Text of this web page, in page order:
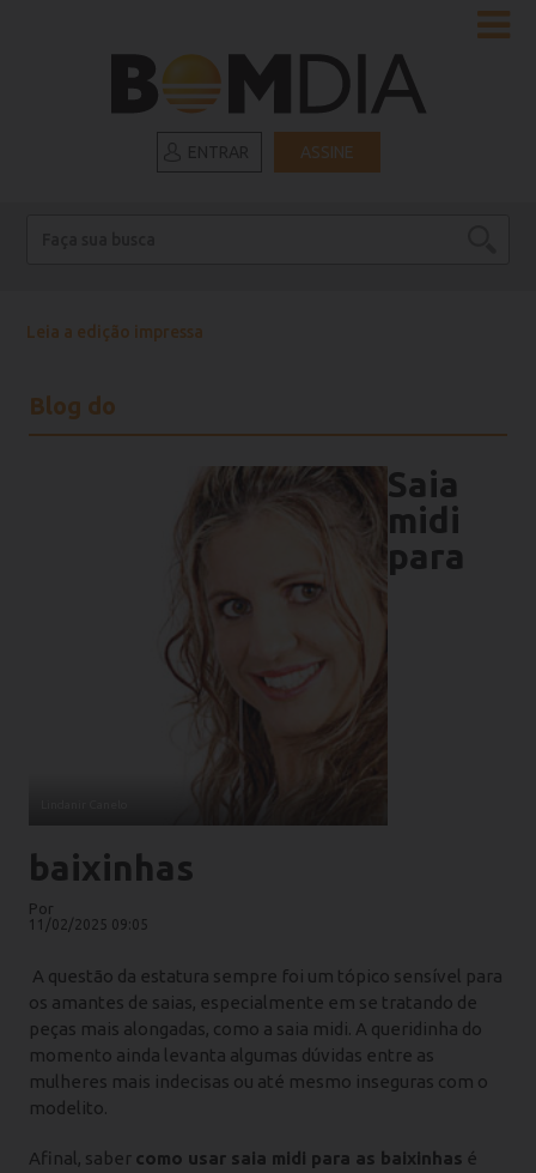
ASSINE
Leia a edição impressa
Blog do
Saia
midi
para
baixinhas
Por
11/02/2025 09:05
A questão da estatura sempre foi um tópico sensível para
os amantes de saias, especialmente em se tratando de
peças mais alongadas, como a saia midi. A queridinha do
momento ainda levanta algumas dúvidas entre as
mulheres mais indecisas ou até mesmo inseguras com o
modelito.
Afinal, saber como usar saia midi para as baixinhas é